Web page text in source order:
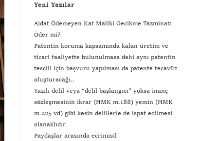
Yeni Yazılar
Aidat Ödemeyen Kat Maliki Gecikme Tazminatı
Öder mi?
Patentin koruma kapsamında kalan üretim ve
ticari faaliyette bulunulmasa dahi aynı patentin
tescili için başvuru yapılması da patente tecavüz
oluşturacağı..
Yazılı delil veya “delil başlangıcı” yoksa inanç
sözleşmesinin ikrar (HMK m.188) yemin (HMK
m.225 vd) gibi kesin delillerle de ispat edilmesi
olanaklıdır.
Paydaşlar arasında ecrimisil